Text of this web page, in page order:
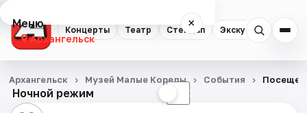
Концерты Театр Стендап Экскурсии
Меню ×
Архангельск
Концерты
Театр
Ночной режим ☾
Архангельск Музей Малые Корелы События